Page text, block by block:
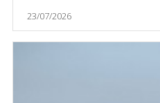
23/07/2026